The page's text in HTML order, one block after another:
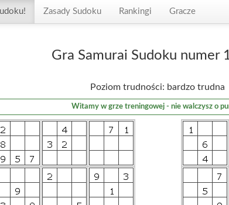
Zasady Sudoku Rankingi Gracze
Gra Samurai Sudoku numer
Poziom trudności: bardzo trudna
Witamy w grze treningowej - nie walczysz o